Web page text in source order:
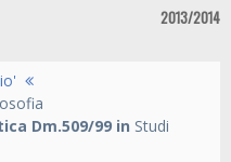
2013/2014
Dm.509/99 in Studi